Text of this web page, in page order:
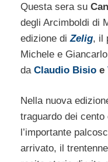
Questa sera su
degli Arcimboldi di
edizione diZelig, il
Michele e
da Claudio Bisio e
Nella nuova
traguardo dei
l’importante
arrivato, il